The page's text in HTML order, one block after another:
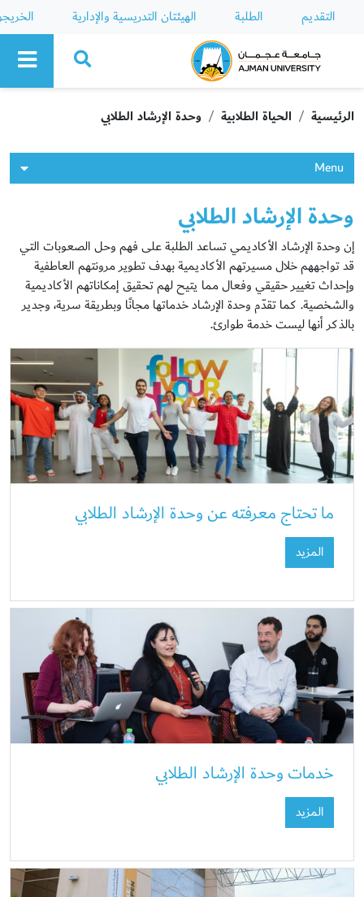
التقديم الطلبة الهيئتان التدريسية والإدارية
Ajman University
الرئيسية الحياة الطلابية وحدة الإرشاد الطلابي
Menu
وحدة الإرشاد الطلابي
إن وحدة الإرشاد الأكاديمي تساعد الطلبة على فهم وحل الصعوبات التي
قد تواجههم خلال مسيرتهم الأكاديمية بهدف تطوير مرونتهم العاطفية
وإحداث تغيير حقيقي وفعال مما يتيح لهم تحقيق إمكاناتهم الأكاديمية
والشخصية. كما تقدّم وحدة الإرشاد خدماتها مجانًا وبطريقة سرية، وجدير
بالذكر أنها ليست خدمة طوارئ.
ما تحتاج معرفته عن وحدة الإرشاد الطلابي
المزيد
خدمات وحدة الإرشاد الطلابي
المزيد